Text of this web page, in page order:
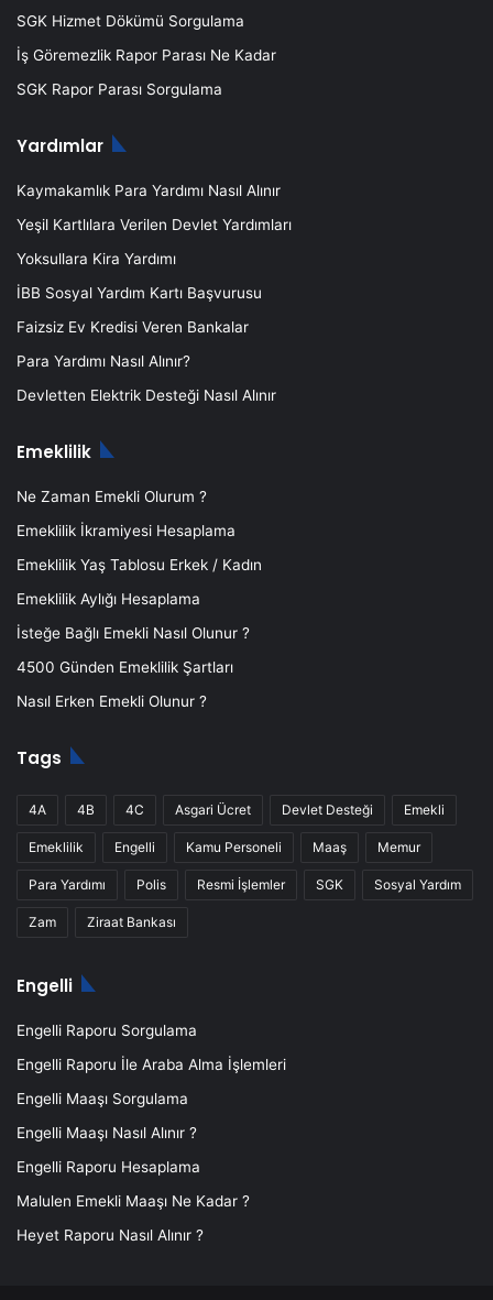
SGK Hizmet Dökümü Sorgulama
İş Göremezlik Rapor Parası Ne Kadar
SGK Rapor Parası Sorgulama
Yardımlar
Kaymakamlık Para Yardımı Nasıl Alınır
Yeşil Kartlılara Verilen Devlet Yardımları
Yoksullara Kira Yardımı
İBB Sosyal Yardım Kartı Başvurusu
Faizsiz Ev Kredisi Veren Bankalar
Para Yardımı Nasıl Alınır?
Devletten Elektrik Desteği Nasıl Alınır
Emeklilik
Ne Zaman Emekli Olurum ?
Emeklilik İkramiyesi Hesaplama
Emeklilik Yaş Tablosu Erkek / Kadın
Emeklilik Aylığı Hesaplama
İsteğe Bağlı Emekli Nasıl Olunur ?
4500 Günden Emeklilik Şartları
Nasıl Erken Emekli Olunur ?
Tags
4A 4B 4C Asgari Ücret Devlet Desteği Emekli
Emeklilik Engelli Kamu Personeli Maaş Memur
Para Yardımı Polis Resmi İşlemler SGK Sosyal Yardım
Zam Ziraat Bankası
Engelli
Engelli Raporu Sorgulama
Engelli Raporu İle Araba Alma İşlemleri
Engelli Maaşı Sorgulama
Engelli Maaşı Nasıl Alınır ?
Engelli Raporu Hesaplama
Malulen Emekli Maaşı Ne Kadar ?
Heyet Raporu Nasıl Alınır ?